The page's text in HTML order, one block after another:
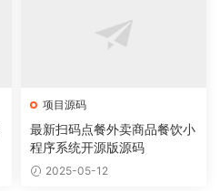
项目源码
最新扫码点餐外卖商品餐饮小
程序系统开源版源码
2025-05-12